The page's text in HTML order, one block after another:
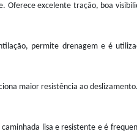
excelente tração, boa
permite drenagem e é
maior resistência ao
lisa e resistente e é